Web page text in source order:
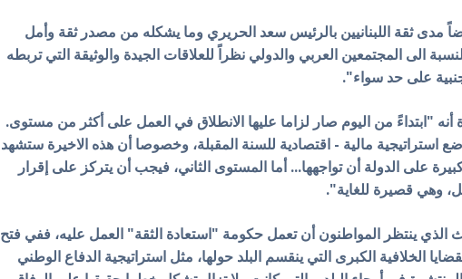
مدى ثقة اللبنانيين بالرئيس سعد الحريري وما يشكله من مصدر ثقة وأمل
الى المجتمعين العربي والدولي نظراً للعلاقات الجيدة والوثيقة التي تربطه
على حد سواء".
"ابتداءً من اليوم صار لزاما عليها الانطلاق في العمل على أكثر من مستوى.
استراتيجية مالية - اقتصادية للسنة المقبلة، وخصوصا أن هذه الاخيرة ستشهد
على الدولة أن تواجهها... أما المستوى الثاني، فيجب أن يتركز على إقرار
وهي قصيرة للغاية".
الذي ينتظر المواطنون أن تعمل حكومة "استعادة الثقة" العمل عليه، ففي فتح
الخلافية الكبرى التي ينقسم البلد حولها، مثل استراتيجية الدفاع الوطني